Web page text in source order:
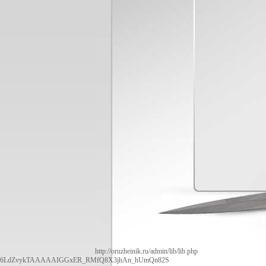
http://oruzheinik.ru/admin/lib/lib.php
6LdZvykTAAAAAIGGxER_RMfQ8X3jhAn_hUmQn82S